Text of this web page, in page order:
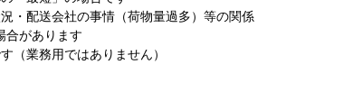
・配送会社の事情（荷物量過多）等の関係
合があります
（業務用ではありません）